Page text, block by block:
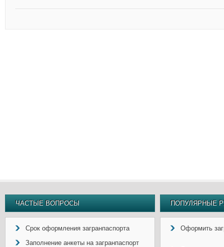
ЧАСТЫЕ ВОПРОСЫ
Срок оформления загранпаспорта
Заполнение анкеты на загранпаспорт
ПОПУЛЯРНЫЕ
Оформить